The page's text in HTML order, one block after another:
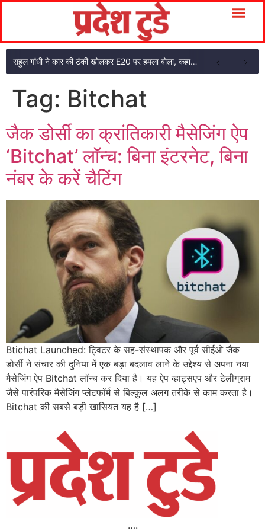
राहुल गांधी ने कार की टंकी खोलकर E20 पर हमला बोला, कहा- पूरी दाल ही काली है
Tag: Bitchat
जैक डोर्सी का क्रांतिकारी मैसेजिंग ऐप
‘Bitchat’ लॉन्च: बिना इंटरनेट, बिना
नंबर के करें चैटिंग
Btichat Launched: ट्विटर के सह-संस्थापक और पूर्व सीईओ जैक
डोर्सी ने संचार की दुनिया में एक बड़ा बदलाव लाने के उद्देश्य से अपना नया
मैसेजिंग ऐप Bitchat लॉन्च कर दिया है। यह ऐप व्हाट्सएप और टेलीग्राम
जैसे पारंपरिक मैसेजिंग प्लेटफॉर्म से बिल्कुल अलग तरीके से काम करता है।
Bitchat की सबसे बड़ी खासियत यह है […]
….